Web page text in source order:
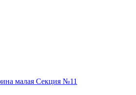
малая Секция №11